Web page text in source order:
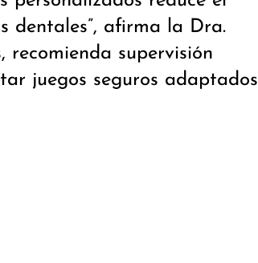
dentales”, afirma la Dra.
recomienda supervisión
juegos seguros adaptados